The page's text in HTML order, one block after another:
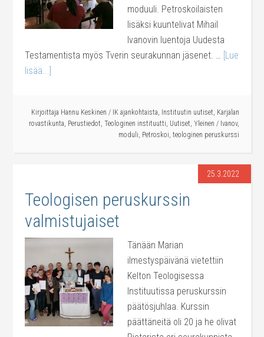
moduuli. Petroskoilaisten
lisäksi kuuntelivat Mihail
Ivanovin luentoja Uudesta
Testamentista myös Tverin seurakunnan jäsenet. … [Lue
lisää...]
Kirjoittaja Hannu Keskinen / IK ajankohtaista, Instituutin uutiset, Karjalan
rovastikunta, Perustiedot, Teologinen instituutti, Uutiset, Yleinen / Ivanov,
moduli, Petroskoi, teologinen peruskurssi
25.3.2022
Teologisen peruskurssin
valmistujaiset
Tänään Marian
ilmestyspäivänä vietettiin
Kelton Teologisessa
Instituutissa peruskurssin
päätösjuhlaa. Kurssin
päättäneitä oli 20 ja he olivat